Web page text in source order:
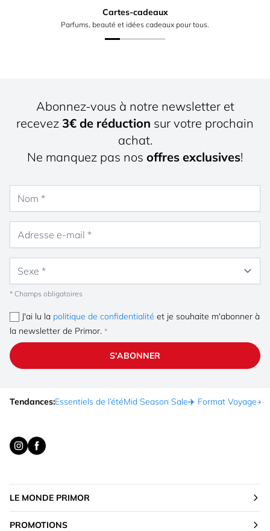
Cartes-cadeaux
Parfums, beauté et idées cadeaux pour tous.
Abonnez-vous à notre newsletter et
recevez 3€ de réduction sur votre prochain
achat.
Ne manquez pas nos offres exclusives!
* Champs obligatoires
J'ai lu la politique de confidentialité et je souhaite m'abonner à
la newsletter de Primor.
S'ABONNER
Tendances:Essentiels de l’étéMid Season Sale✈️ Format Voyage☀️
LE MONDE PRIMOR
PROMOTIONS